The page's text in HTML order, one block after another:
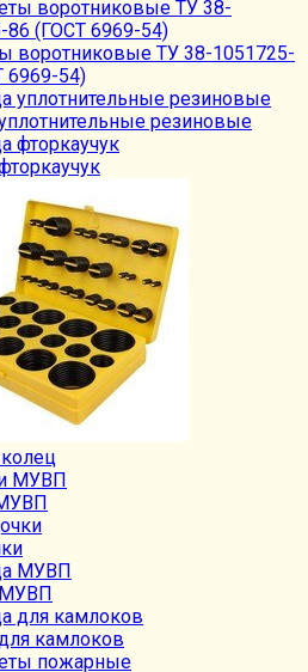
воротниковые ТУ 38-1051725-
6969-54)
резиновые
камлоков